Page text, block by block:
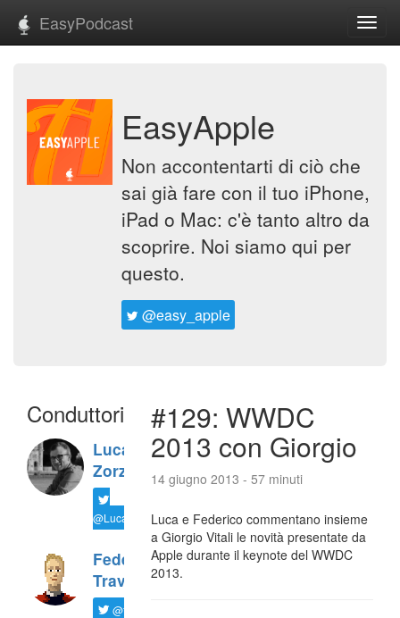
EasyPodcast
EasyApple
Non accontentarti di ciò che
sai già fare con il tuo iPhone,
iPad o Mac: c'è tanto altro da
scoprire. Noi siamo qui per
questo.
@easy_apple
Conduttori
Luca
Zorzi
@LucaTNT
Federico
Travaini
@ftrava
#129: WWDC
2013 con Giorgio
14 giugno 2013 - 57 minuti
Luca e Federico commentano insieme
a Giorgio Vitali le novità presentate da
Apple durante il keynote del WWDC
2013.